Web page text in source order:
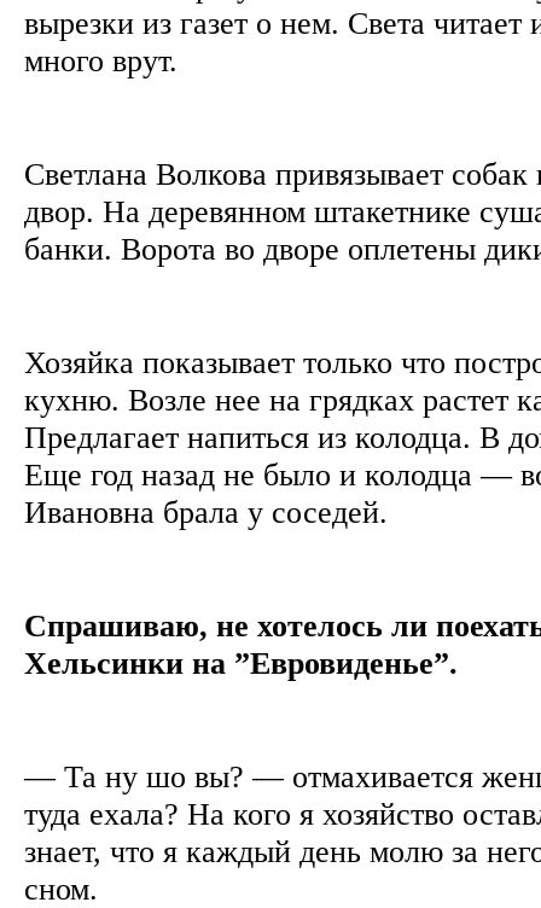
вырезки из газет о нем. Света читает
много врут.
Светлана Волкова привязывает
двор. На деревянном штакетнике
банки. Ворота во дворе оплетены
Хозяйка показывает только что
кухню. Возле нее на грядках растет
Предлагает напиться из колодца. В
Еще год назад не было и колодца —
Ивановна брала у соседей.
Спрашиваю, не хотелось ли
Хельсинки на ”Евровиденье”.
— Та ну шо вы? — отмахивается
туда ехала? На кого я хозяйство
знает, что я каждый день молю за
сном.